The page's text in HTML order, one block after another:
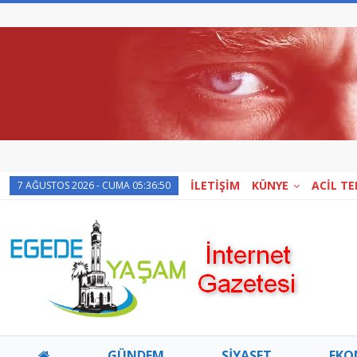
7 AĞUSTOS 2026 - CUMA 05:36:50 İLETİŞİM KÜNYE ACİL